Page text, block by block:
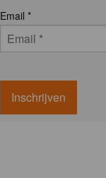
Email *
Inschrijven